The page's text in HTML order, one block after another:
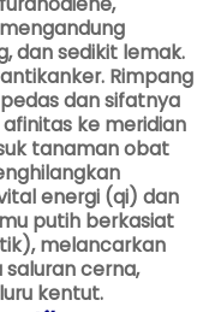
dan sedikit lemak.
Rimpang
dan sifatnya
ke meridian
tanaman obat
energi (qi) dan
putih berkasiat
melancarkan
cerna,
kentut.